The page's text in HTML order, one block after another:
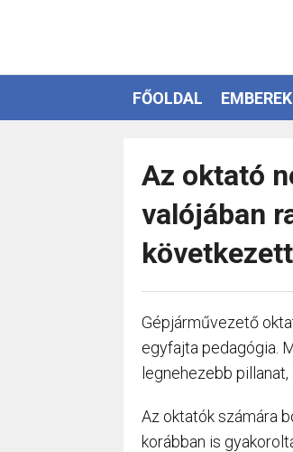
FŐOLDAL EMBEREK
Az oktató
valójában
Gépjárművezető
egyfajta pedagógia.
legnehezebb
Az oktatók számára
korábban is